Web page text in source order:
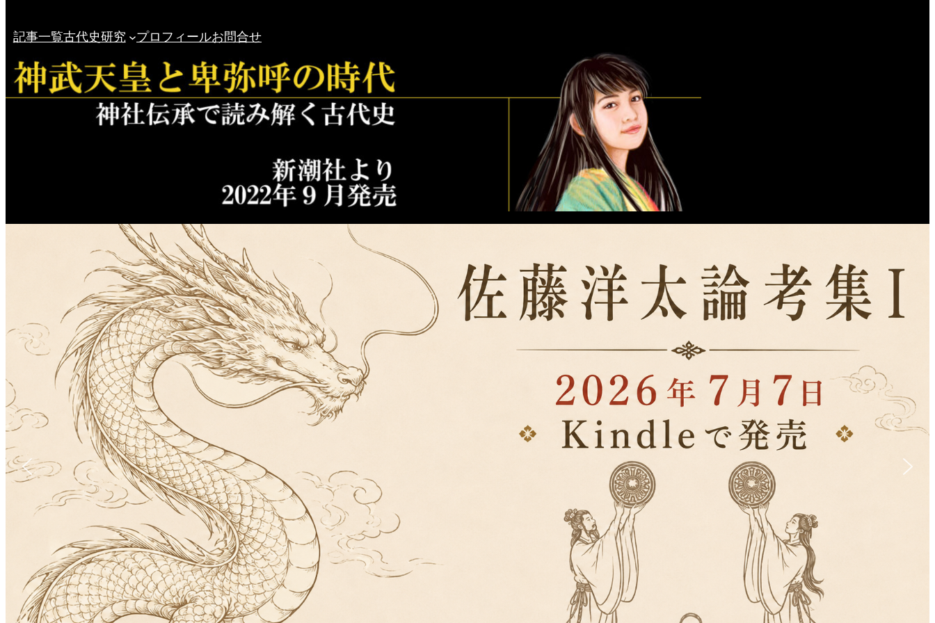
記事一覧古代史研究 プロフィールお問合せ